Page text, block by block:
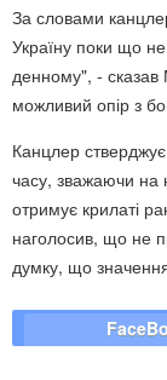
За словами
Україну поки що
денному", - сказав
можливий опір з
Канцлер
часу, зважаючи на
отримує крилаті
наголосив, що не
думку, що